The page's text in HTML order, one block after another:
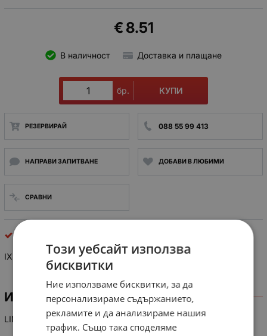
8.51
€
В наличност Доставка и плащане
бр. КУПИ
РЕЗЕРВИРАЙ 088 55 99 413
НАПРАВИ ЗАПИТВАНЕ ДОБАВИ В ЛЮБИМИ
СРАВНИ
IX 0226 GE
ИНФОРМАЦИЯ
LIN-IC TV SECAM decoder SHARP
Този уебсайт използва
бисквитки
Ние използваме бисквитки, за да
персонализираме съдържанието,
рекламите и да анализираме нашия
трафик. Също така споделяме